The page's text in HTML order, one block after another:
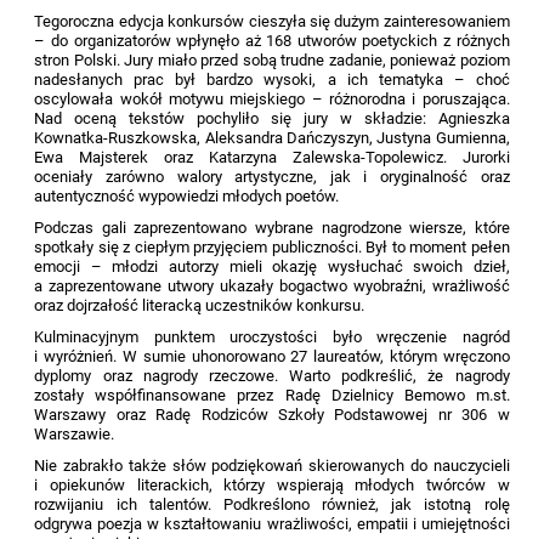
Tegoroczna edycja konkursów cieszyła się dużym zainteresowaniem
– do organizatorów wpłynęło aż 168 utworów poetyckich z różnych
stron Polski. Jury miało przed sobą trudne zadanie, ponieważ poziom
nadesłanych prac był bardzo wysoki, a ich tematyka – choć
oscylowała wokół motywu miejskiego – różnorodna i poruszająca.
Nad oceną tekstów pochyliło się jury w składzie: Agnieszka
Kownatka-Ruszkowska, Aleksandra Dańczyszyn, Justyna Gumienna,
Ewa Majsterek oraz Katarzyna Zalewska-Topolewicz. Jurorki
oceniały zarówno walory artystyczne, jak i oryginalność oraz
autentyczność wypowiedzi młodych poetów.
Podczas gali zaprezentowano wybrane nagrodzone wiersze, które
spotkały się z ciepłym przyjęciem publiczności. Był to moment pełen
emocji – młodzi autorzy mieli okazję wysłuchać swoich dzieł,
a zaprezentowane utwory ukazały bogactwo wyobraźni, wrażliwość
oraz dojrzałość literacką uczestników konkursu.
Kulminacyjnym punktem uroczystości było wręczenie nagród
i wyróżnień. W sumie uhonorowano 27 laureatów, którym wręczono
dyplomy oraz nagrody rzeczowe. Warto podkreślić, że nagrody
zostały współfinansowane przez Radę Dzielnicy Bemowo m.st.
Warszawy oraz Radę Rodziców Szkoły Podstawowej nr 306 w
Warszawie.
Nie zabrakło także słów podziękowań skierowanych do nauczycieli
i opiekunów literackich, którzy wspierają młodych twórców w
rozwijaniu ich talentów. Podkreślono również, jak istotną rolę
odgrywa poezja w kształtowaniu wrażliwości, empatii i umiejętności